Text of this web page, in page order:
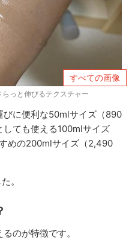
すべての画像
らっと伸びるテクスチャー
びに便利な50mlサイズ（890
ても使える100mlサイズ
めの200mlサイズ（2,490
。
のが特徴です。